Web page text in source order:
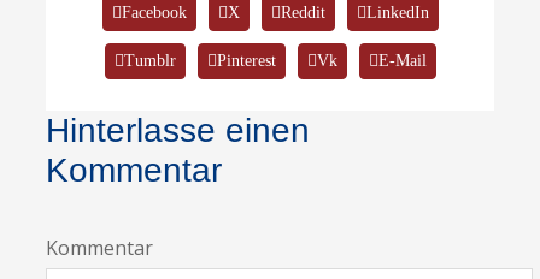
Facebook X Reddit LinkedIn
Tumblr Pinterest Vk E-Mail
Hinterlasse einen
Kommentar
Kommentar